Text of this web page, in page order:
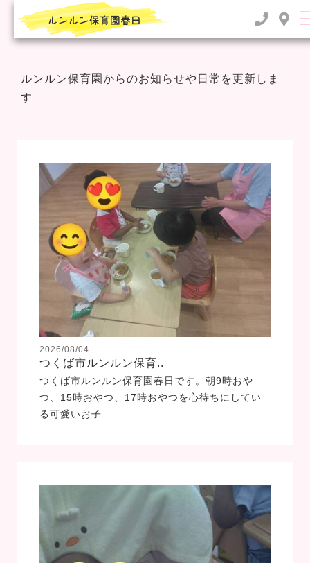
2023年
ルンルン保育園からのお知らせや日常を更新しま
す
2026/08/04
つくば市ルンルン保育..
つくば市ルンルン保育園春日です。朝9時おや
つ、15時おやつ、17時おやつを心待ちにしてい
る可愛いお子..